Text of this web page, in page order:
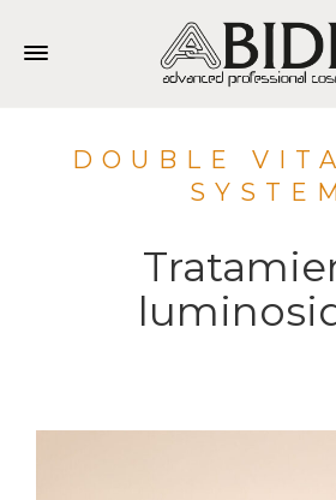
DOUBLE